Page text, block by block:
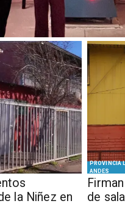
la Niñez en
PROVINCIA
ANDES
de